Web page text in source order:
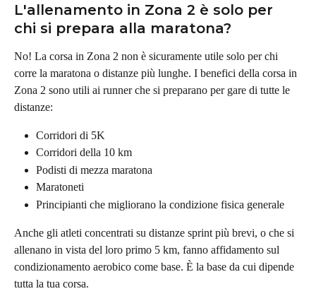
L'allenamento in Zona 2 è solo per
chi si prepara alla maratona?
No! La corsa in Zona 2 non è sicuramente utile solo per chi
corre la maratona o distanze più lunghe. I benefici della corsa in
Zona 2 sono utili ai runner che si preparano per gare di tutte le
distanze:
Corridori di 5K
Corridori della 10 km
Podisti di mezza maratona
Maratoneti
Principianti che migliorano la condizione fisica generale
Anche gli atleti concentrati su distanze sprint più brevi, o che si
allenano in vista del loro primo 5 km, fanno affidamento sul
condizionamento aerobico come base. È la base da cui dipende
tutta la tua corsa.